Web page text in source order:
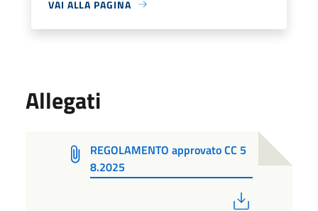
VAI ALLA PAGINA
Allegati
REGOLAMENTO approvato CC 5
8.2025